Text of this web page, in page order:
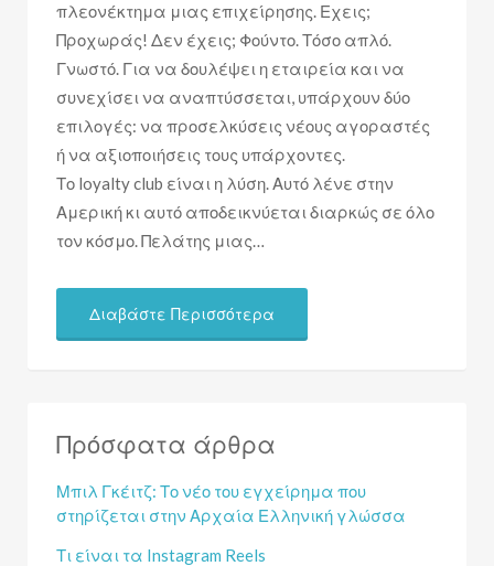
πλεονέκτημα μιας επιχείρησης. Εχεις;
Προχωράς! Δεν έχεις; Φούντο. Τόσο απλό.
Γνωστό. Για να δουλέψει η εταιρεία και να
συνεχίσει να αναπτύσσεται, υπάρχουν δύο
επιλογές: να προσελκύσεις νέους αγοραστές
ή να αξιοποιήσεις τους υπάρχοντες.
Το loyalty club είναι η λύση. Αυτό λένε στην
Αμερική κι αυτό αποδεικνύεται διαρκώς σε όλο
τον κόσμο. Πελάτης μιας…
Διαβάστε Περισσότερα
Πρόσφατα άρθρα
Μπιλ Γκέιτζ: Το νέο του εγχείρημα που
στηρίζεται στην Αρχαία Ελληνική γλώσσα
Τι είναι τα Instagram Reels